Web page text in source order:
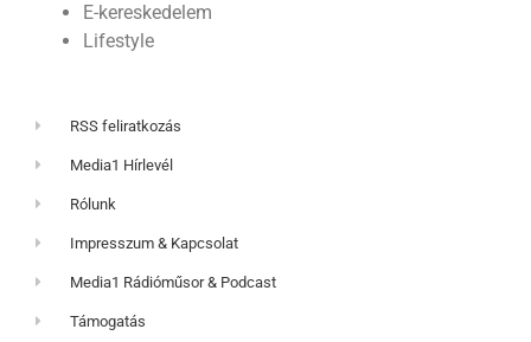
E-kereskedelem
Lifestyle
RSS feliratkozás
Media1 Hírlevél
Rólunk
Impresszum & Kapcsolat
Media1 Rádióműsor & Podcast
Támogatás